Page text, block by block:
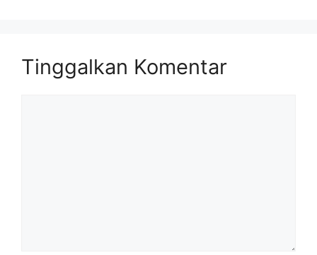
Tinggalkan Komentar